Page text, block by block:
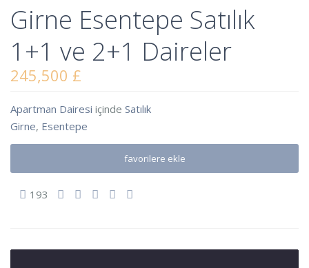
Girne Esentepe Satılık
1+1 ve 2+1 Daireler
245,500 £
Apartman Dairesi içinde Satılık
Girne, Esentepe
favorilere ekle
193